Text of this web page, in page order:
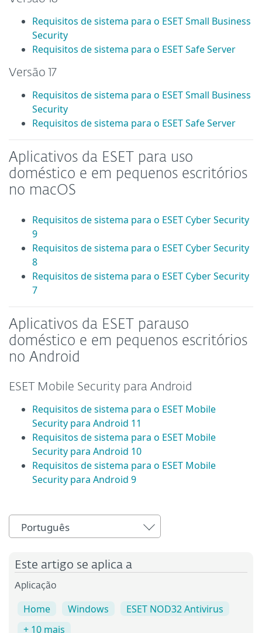
Requisitos de sistema para o ESET Small Business
Security
Requisitos de sistema para o ESET Safe Server
Versão 17
Requisitos de sistema para o ESET Small Business
Security
Requisitos de sistema para o ESET Safe Server
Aplicativos da ESET para uso
doméstico e em pequenos escritórios
no macOS
Requisitos de sistema para o ESET Cyber Security
9
Requisitos de sistema para o ESET Cyber Security
8
Requisitos de sistema para o ESET Cyber Security
7
Aplicativos da ESET parauso
doméstico e em pequenos escritórios
no Android
ESET Mobile Security para Android
Requisitos de sistema para o ESET Mobile
Security para Android 11
Requisitos de sistema para o ESET Mobile
Security para Android 10
Requisitos de sistema para o ESET Mobile
Security para Android 9
Português
Este artigo se aplica a
Aplicação
Home Windows
ESET NOD32 Antivirus
+ 10 mais